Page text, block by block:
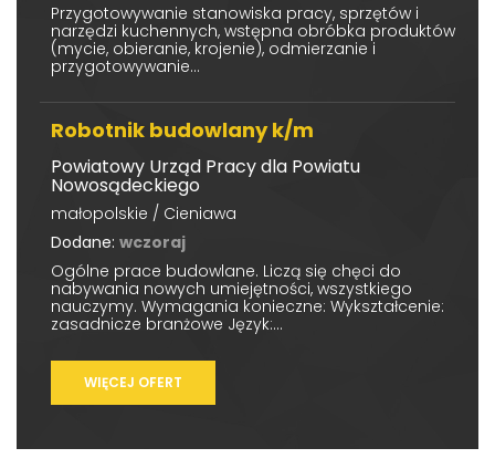
Przygotowywanie stanowiska pracy, sprzętów i
narzędzi kuchennych, wstępna obróbka produktów
(mycie, obieranie, krojenie), odmierzanie i
przygotowywanie...
Robotnik budowlany k/m
Powiatowy Urząd Pracy dla Powiatu
Nowosądeckiego
małopolskie / Cieniawa
Dodane: wczoraj
Ogólne prace budowlane. Liczą się chęci do
nabywania nowych umiejętności, wszystkiego
nauczymy. Wymagania konieczne: Wykształcenie:
zasadnicze branżowe Język:...
WIĘCEJ OFERT